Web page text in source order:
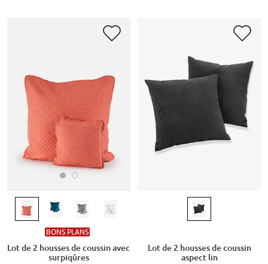
BONS PLANS
Lot de 2 housses de coussin avec
surpiqûres
Lot de 2 housses de coussin
aspect lin